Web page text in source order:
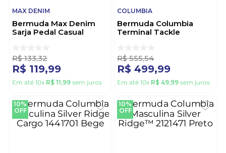
MAX DENIM
Bermuda Max Denim
Sarja Pedal Casual
R$ 133,32
R$ 119,99
Em até 10x R$ 11,99 sem juros
COLUMBIA
Bermuda Columbia
Terminal Tackle
R$ 555,54
R$ 499,99
Em até 10x R$ 49,99 sem juros
10%
OFF
10%
OFF